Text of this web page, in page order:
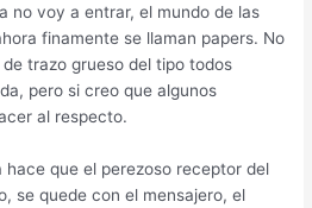
no voy a entrar, el mundo de las
finamente se llaman papers. No
trazo grueso del tipo todos
pero si creo que algunos
al respecto.
hace que el perezoso receptor del
se quede con el mensajero, el